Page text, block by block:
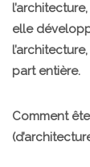
elle
part entière.
Comment